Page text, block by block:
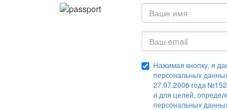
Нажимая кнопку, я
персональных
27.07.2006 года
и для целей,
персональных